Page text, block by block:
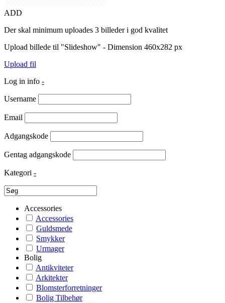
ADD
Der skal minimum uploades 3 billeder i god kvalitet
Upload billede til "Slideshow" - Dimension 460x282 px
Upload fil
Log in info -
Username
Email
Adgangskode
Gentag adgangskode
Kategori -
Accessories
Accessories
Guldsmede
Smykker
Urmager
Bolig
Antikviteter
Arkitekter
Blomsterforretninger
Bolig Tilbehør